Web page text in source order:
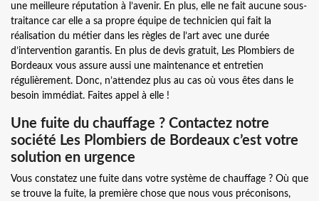
une meilleure réputation à l’avenir. En plus, elle ne fait aucune sous-
traitance car elle a sa propre équipe de technicien qui fait la
réalisation du métier dans les règles de l’art avec une durée
d’intervention garantis. En plus de devis gratuit, Les Plombiers de
Bordeaux vous assure aussi une maintenance et entretien
régulièrement. Donc, n’attendez plus au cas où vous êtes dans le
besoin immédiat. Faites appel à elle !
Une fuite du chauffage ? Contactez notre
société Les Plombiers de Bordeaux c’est votre
solution en urgence
Vous constatez une fuite dans votre système de chauffage ? Où que
se trouve la fuite, la première chose que nous vous préconisons,